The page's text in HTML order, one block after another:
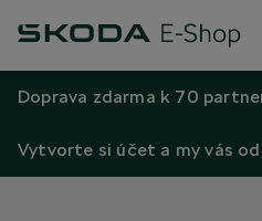
Doprava zdarma k 70
Vytvorte si účet a my vás